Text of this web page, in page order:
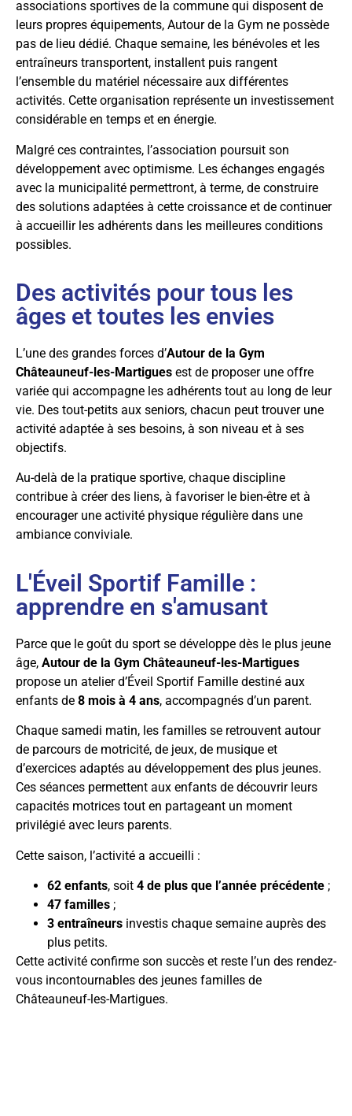
associations sportives de la commune qui disposent de
leurs propres équipements, Autour de la Gym ne possède
pas de lieu dédié. Chaque semaine, les bénévoles et les
entraîneurs transportent, installent puis rangent
l’ensemble du matériel nécessaire aux différentes
activités. Cette organisation représente un investissement
considérable en temps et en énergie.
Malgré ces contraintes, l’association poursuit son
développement avec optimisme. Les échanges engagés
avec la municipalité permettront, à terme, de construire
des solutions adaptées à cette croissance et de continuer
à accueillir les adhérents dans les meilleures conditions
possibles.
Des activités pour tous les
âges et toutes les envies
L’une des grandes forces d’Autour de la Gym
Châteauneuf-les-Martigues est de proposer une offre
variée qui accompagne les adhérents tout au long de leur
vie. Des tout-petits aux seniors, chacun peut trouver une
activité adaptée à ses besoins, à son niveau et à ses
objectifs.
Au-delà de la pratique sportive, chaque discipline
contribue à créer des liens, à favoriser le bien-être et à
encourager une activité physique régulière dans une
ambiance conviviale.
L'Éveil Sportif Famille :
apprendre en s'amusant
Parce que le goût du sport se développe dès le plus jeune
âge, Autour de la Gym Châteauneuf-les-Martigues
propose un atelier d’Éveil Sportif Famille destiné aux
enfants de 8 mois à 4 ans, accompagnés d’un parent.
Chaque samedi matin, les familles se retrouvent autour
de parcours de motricité, de jeux, de musique et
d’exercices adaptés au développement des plus jeunes.
Ces séances permettent aux enfants de découvrir leurs
capacités motrices tout en partageant un moment
privilégié avec leurs parents.
Cette saison, l’activité a accueilli :
62 enfants, soit 4 de plus que l’année précédente ;
47 familles ;
3 entraîneurs investis chaque semaine auprès des
plus petits.
Cette activité confirme son succès et reste l’un des rendez-
vous incontournables des jeunes familles de
Châteauneuf-les-Martigues.